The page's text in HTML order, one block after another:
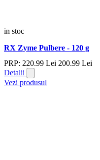
in stoc
RX Zyme Pulbere - 120 g
PRP: 220.99 Lei 200.99 Lei
Detalii
Vezi produsul